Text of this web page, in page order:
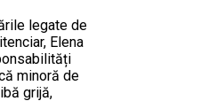
legate de
Elena
minoră de
grijă,